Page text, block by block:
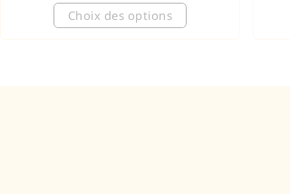
Choix des options